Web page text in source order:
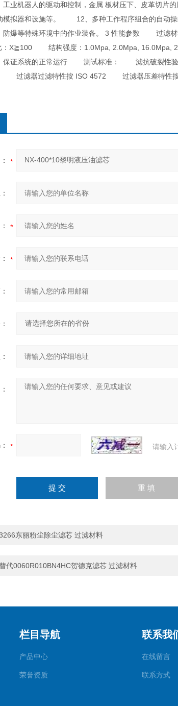
工业机器人的驱动和控制，金属 板材压下、皮革切片
模拟器和设施等。 12、多种工作程序组合的自动
防爆等特殊环境中的作业装备。 3 性能参数 过滤
X≧100 结构强度：1.0Mpa, 2.0Mpa, 16.0Mpa,
，保证系统的正常运行 测试标准： 滤抗破裂
过滤器过滤特性按 ISO 4572 过滤器压差特
请输入
东丽粉尘除尘滤芯 过滤材料
代0060R010BN4HC贺德克滤芯 过滤材料
栏目导航
产品中心
荣誉资质
联系我
在线留言
联系方式